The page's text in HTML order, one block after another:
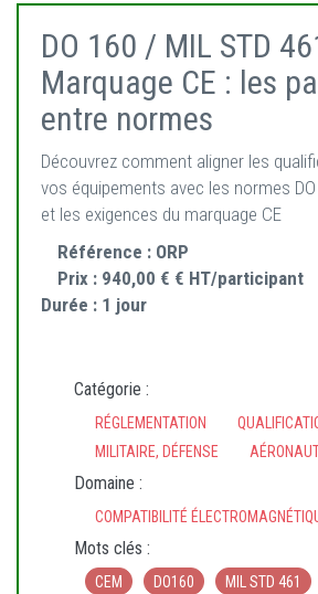
DO 160 / MIL STD
Marquage CE : les
entre normes
Découvrez comment aligner les
vos équipements avec les normes DO
et les exigences du marquage CE
Référence : ORP
Prix : 940,00 € € HT/participant
Durée : 1 jour
Catégorie :
RÉGLEMENTATION
MILITAIRE, DÉFENSE
Domaine :
COMPATIBILITÉ
Mots clés :
CEM DO160
MIL STD 461